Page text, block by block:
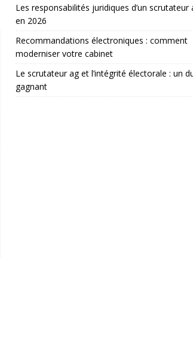
Les responsabilités juridiques d’un scrutateur
en 2026
Recommandations électroniques : comment
moderniser votre cabinet
Le scrutateur ag et l’intégrité électorale : un
gagnant